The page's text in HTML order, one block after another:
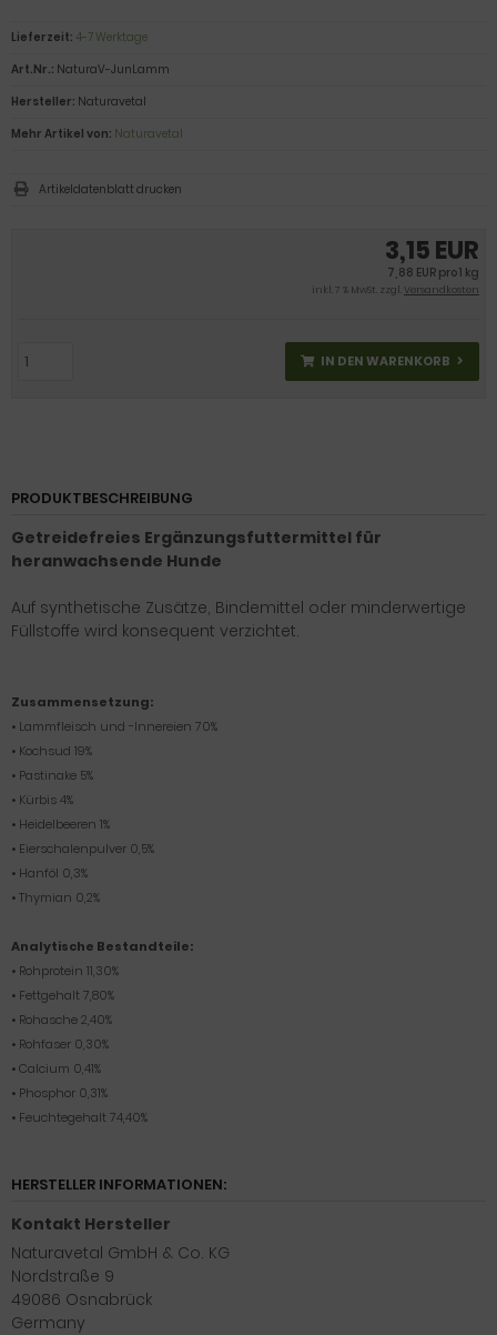
3,15 EUR
7,88 EUR pro 1 kg
inkl. 7 % MwSt. zzgl.Versandkosten
IN DEN WARENKORB
Lieferzeit: 4-7 Werktage
Art.Nr.: NaturaV-JunLamm
Hersteller: Naturavetal
Mehr Artikel von: Naturavetal
Artikeldatenblatt drucken
PRODUKTBESCHREIBUNG
Getreidefreies Ergänzungsfuttermittel für
heranwachsende Hunde
Auf synthetische Zusätze, Bindemittel oder minderwertige
Füllstoffe wird konsequent verzichtet.
Zusammensetzung:
• Lammfleisch und -Innereien 70%
• Kochsud 19%
• Pastinake 5%
• Kürbis 4%
• Heidelbeeren 1%
• Eierschalenpulver 0,5%
• Hanföl 0,3%
• Thymian 0,2%
Analytische Bestandteile:
• Rohprotein 11,30%
• Fettgehalt 7,80%
• Rohasche 2,40%
• Rohfaser 0,30%
• Calcium 0,41%
• Phosphor 0,31%
• Feuchtegehalt 74,40%
HERSTELLER INFORMATIONEN:
Kontakt Hersteller
Naturavetal GmbH & Co. KG
Nordstraße 9
49086 Osnabrück
Germany